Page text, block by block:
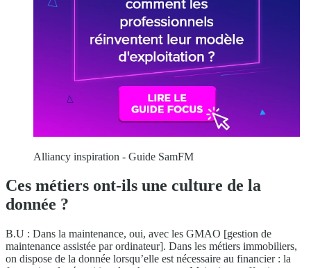
Alliancy inspiration - Guide SamFM
Ces métiers ont-ils une culture de la
donnée ?
B.U : Dans la maintenance, oui, avec les GMAO [gestion de
maintenance assistée par ordinateur]. Dans les métiers immobiliers,
on dispose de la donnée lorsqu’elle est nécessaire au financier : la